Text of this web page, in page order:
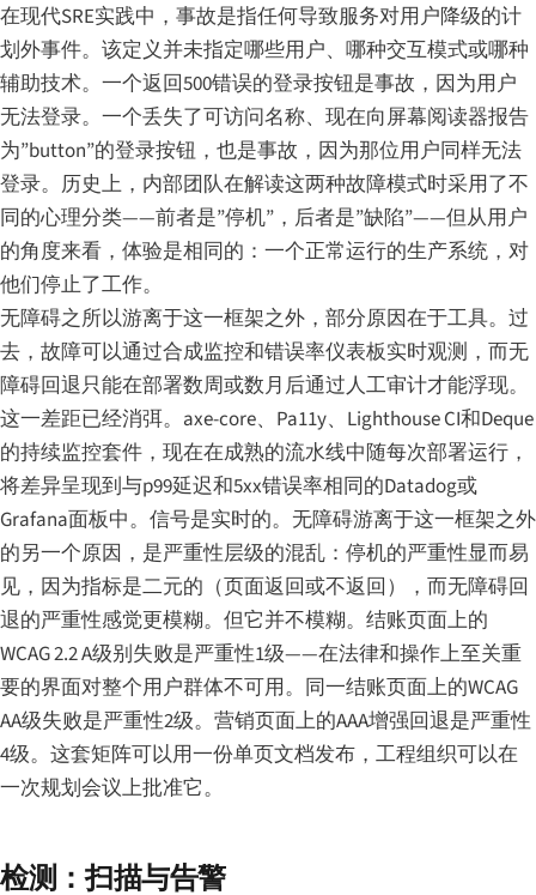
在现代SRE实践中，事故是指任何导致服务对用户降级的计
划外事件。该定义并未指定哪些用户、哪种交互模式或哪种
辅助技术。一个返回500错误的登录按钮是事故，因为用户
无法登录。一个丢失了可访问名称、现在向屏幕阅读器报告
为”button”的登录按钮，也是事故，因为那位用户同样无法
登录。历史上，内部团队在解读这两种故障模式时采用了不
同的心理分类——前者是”停机”，后者是”缺陷”——但从用户
的角度来看，体验是相同的：一个正常运行的生产系统，对
他们停止了工作。
无障碍之所以游离于这一框架之外，部分原因在于工具。过
去，故障可以通过合成监控和错误率仪表板实时观测，而无
障碍回退只能在部署数周或数月后通过人工审计才能浮现。
这一差距已经消弭。axe-core、Pa11y、Lighthouse CI和Deque
的持续监控套件，现在在成熟的流水线中随每次部署运行，
将差异呈现到与p99延迟和5xx错误率相同的Datadog或
Grafana面板中。信号是实时的。无障碍游离于这一框架之外
的另一个原因，是严重性层级的混乱：停机的严重性显而易
见，因为指标是二元的（页面返回或不返回），而无障碍回
退的严重性感觉更模糊。但它并不模糊。结账页面上的
WCAG 2.2 A级别失败是严重性1级——在法律和操作上至关重
要的界面对整个用户群体不可用。同一结账页面上的WCAG
AA级失败是严重性2级。营销页面上的AAA增强回退是严重性
4级。这套矩阵可以用一份单页文档发布，工程组织可以在
一次规划会议上批准它。
检测：扫描与告警